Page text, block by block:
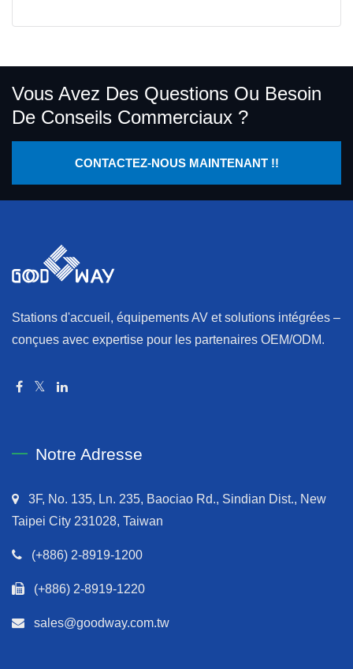
Vous Avez Des Questions Ou Besoin
De Conseils Commerciaux ?
CONTACTEZ-NOUS MAINTENANT !!
Stations d'accueil, équipements AV et solutions intégrées –
conçues avec expertise pour les partenaires OEM/ODM.
Notre Adresse
3F, No. 135, Ln. 235, Baociao Rd., Sindian Dist., New
Taipei City 231028, Taiwan
(+886) 2-8919-1200
(+886) 2-8919-1220
sales@goodway.com.tw